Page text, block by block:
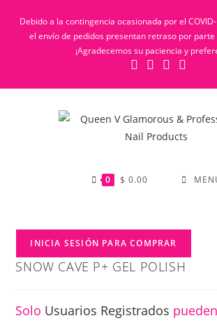
Debido a la contingencia ocasionada por el
el envío de pedidos presentan retraso por
¡Agradecemos su paciencia y
0 $ 0.00
INICIA SESIÓN PARA COMPRAR
SNOW CAVE P+ GEL POLISH
Solo Usuarios Registrados